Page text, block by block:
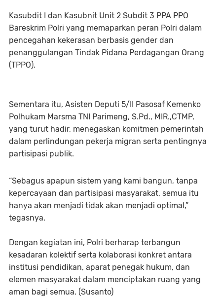
Kasubdit I dan Kasubnit Unit 2 Subdit 3 PPA PPO
Bareskrim Polri yang memaparkan peran Polri dalam
pencegahan kekerasan berbasis gender dan
penanggulangan Tindak Pidana Perdagangan Orang
(TPPO).
Sementara itu, Asisten Deputi 5/II Pasosaf Kemenko
Polhukam Marsma TNI Parimeng, S.Pd., MIR.,CTMP,
yang turut hadir, menegaskan komitmen pemerintah
dalam perlindungan pekerja migran serta pentingnya
partisipasi publik.
“Sebagus apapun sistem yang kami bangun, tanpa
kepercayaan dan partisipasi masyarakat, semua itu
hanya akan menjadi tidak akan menjadi optimal,”
tegasnya.
Dengan kegiatan ini, Polri berharap terbangun
kesadaran kolektif serta kolaborasi konkret antara
institusi pendidikan, aparat penegak hukum, dan
elemen masyarakat dalam menciptakan ruang yang
aman bagi semua. (Susanto)